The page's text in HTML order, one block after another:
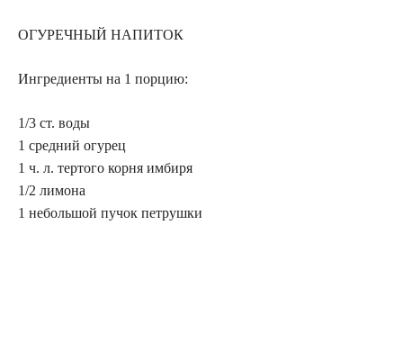
ОГУРЕЧНЫЙ НАПИТОК
Ингредиенты на 1 порцию:
1/3 ст. воды
1 средний огурец
1 ч. л. тертого корня имбиря
1/2 лимона
1 небольшой пучок петрушки